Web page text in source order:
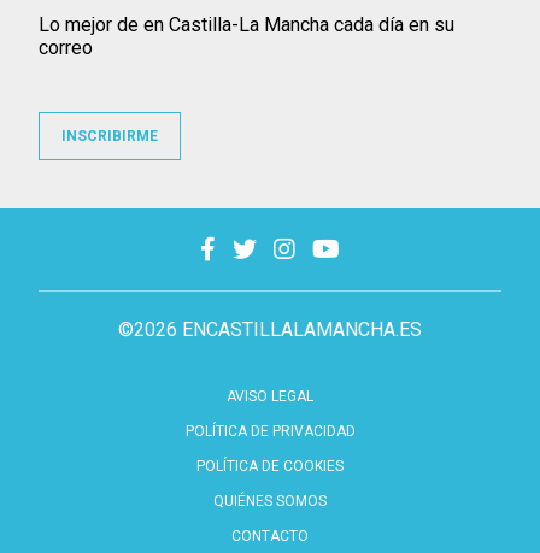
©2026 ENCASTILLALAMANCHA.ES
AVISO LEGAL
POLÍTICA DE PRIVACIDAD
POLÍTICA DE COOKIES
QUIÉNES SOMOS
CONTACTO
Lo mejor de en Castilla-La Mancha cada día en su
correo
INSCRIBIRME